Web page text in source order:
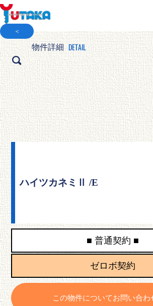
＜
物件詳細 DETAIL
ハイツカネミⅡ /E
■ 普通契約 ■
ゼロボ契約
この物件についてお問い合わ